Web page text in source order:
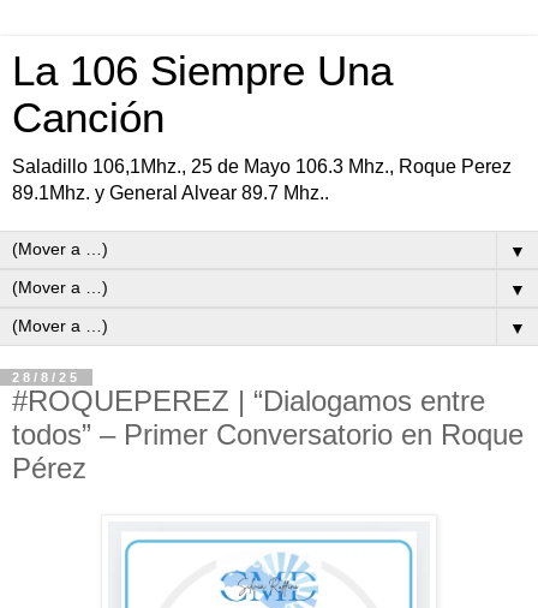
La 106 Siempre Una
Canción
Saladillo 106,1Mhz., 25 de Mayo 106.3 Mhz., Roque Perez
89.1Mhz. y General Alvear 89.7 Mhz..
▼
▼
▼
28/8/25
#ROQUEPEREZ | “Dialogamos entre
todos” – Primer Conversatorio en Roque
Pérez